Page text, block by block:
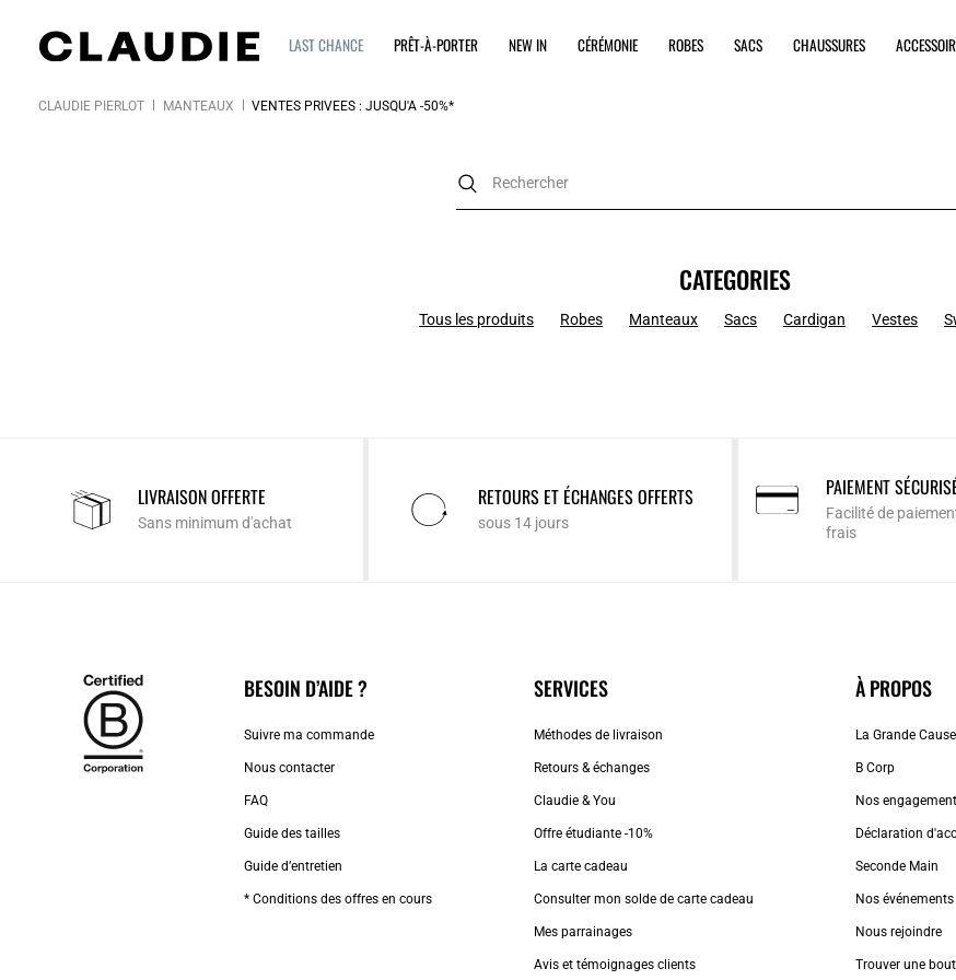
LAST CHANCE PRÊT-À-PORTER NEW IN CÉRÉMONIE ROBES SACS CHAUSSURES
CLAUDIE PIERLOT MANTEAUX VENTES PRIVÉES : JUSQU'À -50%*
CATEGORIES
Tous les produits Robes Manteaux Sacs Cardigan Vestes
LIVRAISON OFFERTE
Sans minimum d'achat
RETOURS ET ÉCHANGES OFFERTS
sous 14 jours
PAIEMENT
Facilité de
frais
BESOIN D’AIDE ?
Suivre ma commande
Nous contacter
FAQ
Guide des tailles
Guide d’entretien
* Conditions des offres en cours
SERVICES
Méthodes de livraison
Retours & échanges
Claudie & You
Offre étudiante -10%
La carte cadeau
Consulter mon solde de carte cadeau
Mes parrainages
Avis et témoignages clients
À PROPOS
La Grande Cause
B Corp
Nos
Déclaration
Seconde Main
Nos événements
Nous rejoindre
Trouver une